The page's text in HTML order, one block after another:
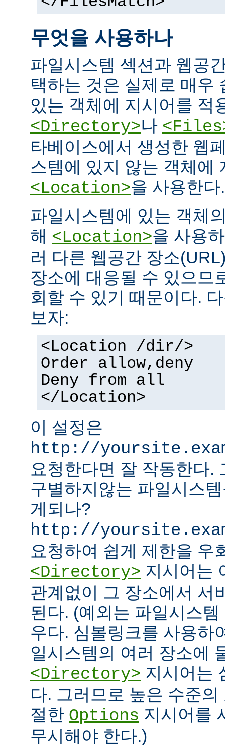
무엇을 사용하나
파일시스템 섹션과 웹공
택하는 것은 실제로 매우
있는 객체에 지시어를 적
<Directory>나
타베이스에서 생성한 웹
스템에 있지 않는 객체에
<Location>을 사용한다.
파일시스템에 있는 객체
해 <Location>을 사용
러 다른 웹공간 장소
장소에 대응될 수 있으므
회할 수 있기 때문이다.
보자:
<Location /dir/>
Order allow,deny
Deny from all
</Location>
이 설정은
http://
요청한다면 잘 작동한다.
구별하지않는 파일시스
게되나?
http://
요청하여 쉽게 제한을 우
<Directory> 지시어는
관계없이 그 장소에서 서
된다. (예외는 파일시스
우다. 심볼링크를 사용하
일시스템의 여러 장소에
<Directory> 지시어는
다. 그러므로 높은 수준
절한 Options 지시어를
무시해야 한다.)